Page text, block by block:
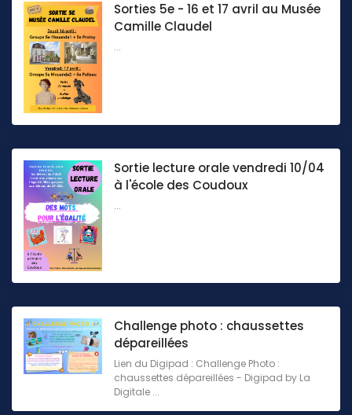
Sorties 5e - 16 et 17 avril au Musée
Camille Claudel
...
Sortie lecture orale vendredi 10/04
à l'école des Coudoux
...
Challenge photo : chaussettes
dépareillées
Lien du Digipad : Challenge Photo :
chaussettes dépareillées - Digipad by La
Digitale ...